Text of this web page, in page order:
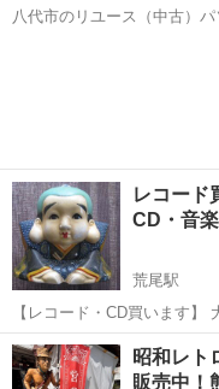
八代市のリユース（中古）
レコード
CD・音
荒尾駅
【レコード・CD買います】
量、等をお尋ねし、その後
もり、出張手数料は無料で
い。もちろん持ち込みは365
熊本 荒尾市 荒尾駅
昭和レト
販売中！